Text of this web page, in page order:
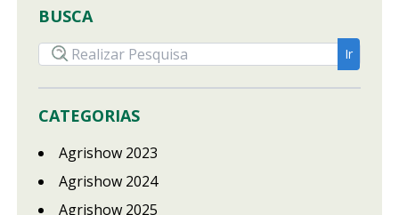
BUSCA
CATEGORIAS
Agrishow 2023
Agrishow 2024
Agrishow 2025